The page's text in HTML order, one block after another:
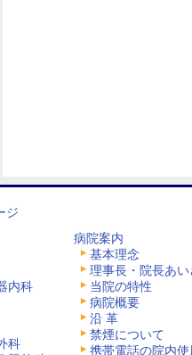
ジ
内科
科
病院案内
基本理念
理事長・院長あい
当院の特性
病院概要
沿 革
禁煙について
携帯電話の院内